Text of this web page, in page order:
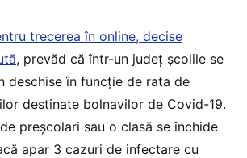
trecerea în online, decise
, prevăd că într-un județ școlile se
deschise în funcție de rata de
destinate bolnavilor de Covid-19.
preșcolari sau o clasă se închide
apar 3 cazuri de infectare cu